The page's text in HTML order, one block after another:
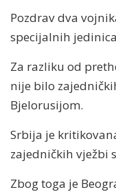
Pozdrav dva
specijalnih
Za razliku od
nije bilo
Bjelorusijom.
Srbija je
zajedničkih vježbi
Zbog toga je